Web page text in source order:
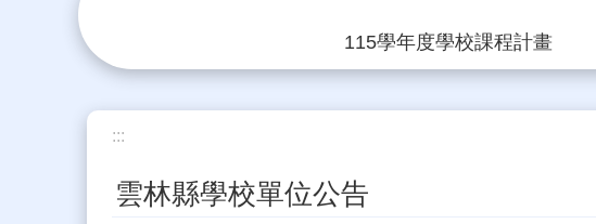
115學年度學校課程計畫
:::
雲林縣學校單位公告